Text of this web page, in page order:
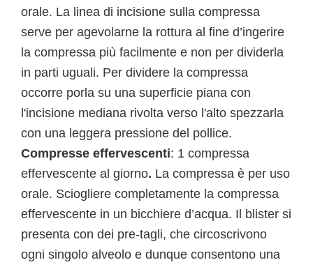
orale. La linea di incisione sulla compressa
serve per agevolarne la rottura al fine d’ingerire
la compressa più facilmente e non per dividerla
in parti uguali. Per dividere la compressa
occorre porla su una superficie piana con
l'incisione mediana rivolta verso l'alto spezzarla
con una leggera pressione del pollice.
Compresse effervescenti: 1 compressa
effervescente al giorno. La compressa è per uso
orale. Sciogliere completamente la compressa
effervescente in un bicchiere d’acqua. Il blister si
presenta con dei pre-tagli, che circoscrivono
ogni singolo alveolo e dunque consentono una